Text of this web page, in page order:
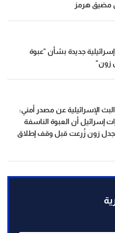
مضيق هرمز
إسرائيلية جديدة بشأن "عبوة
زون"
الإسرائيلية عن مصدر أمني:
إسرائيل أن العبوة الناسفة
زون زُرعت قبل وقف إطلاق